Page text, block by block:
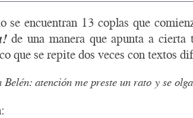
se encuentran 13 coplas que
de una manera que apunta a cierta
que se repite dos veces con textos
Belén: atención me preste un rato y se